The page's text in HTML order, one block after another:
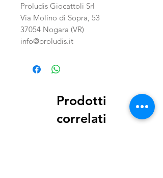
Proludis Giocattoli Srl
Via Molino di Sopra, 53
37054 Nogara (VR)
info@proludis.it
Prodotti
correlati